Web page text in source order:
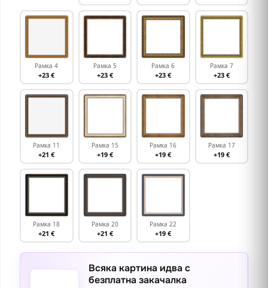
Рамка 4
+23 €
Рамка 5
+23 €
Рамка 6
+23 €
Рамка 7
+23 €
Рамка 11
+21 €
Рамка 15
+19 €
Рамка 16
+19 €
Рамка 17
+19 €
Рамка 18
+21 €
Рамка 20
+21 €
Рамка 22
+19 €
Всяка картина идва с
безплатна закачалка